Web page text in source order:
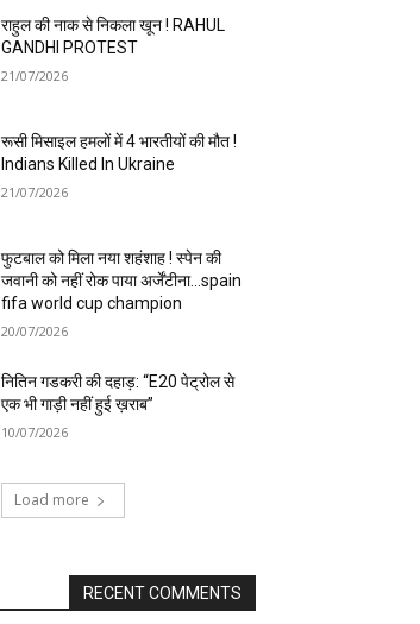
राहुल की नाक से निकला खून ! RAHUL
GANDHI PROTEST
21/07/2026
रूसी मिसाइल हमलों में 4 भारतीयों की मौत !
Indians Killed In Ukraine
21/07/2026
फुटबाल को मिला नया शहंशाह ! स्पेन की
जवानी को नहीं रोक पाया अर्जेंटीना…spain
fifa world cup champion
20/07/2026
नितिन गडकरी की दहाड़: “E20 पेट्रोल से
एक भी गाड़ी नहीं हुई ख़राब”
10/07/2026
Load more
RECENT COMMENTS